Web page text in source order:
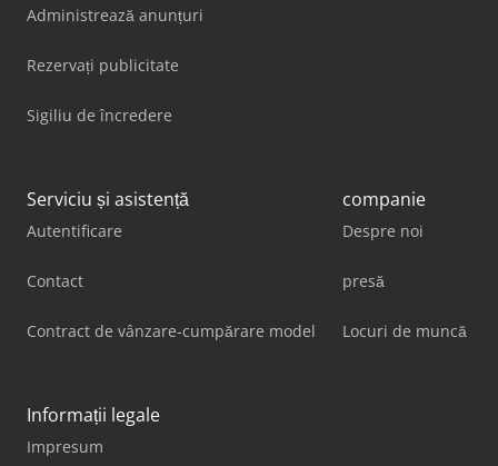
Administrează anunțuri
Rezervați publicitate
Sigiliu de încredere
Serviciu și asistență
Autentificare
Contact
Contract de vânzare-cumpărare model
companie
Despre noi
presă
Locuri de muncă
Informații legale
Impresum